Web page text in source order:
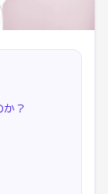
？